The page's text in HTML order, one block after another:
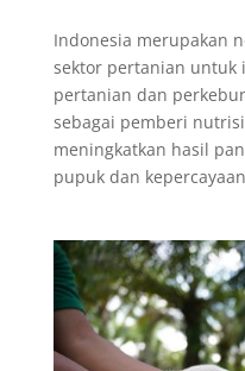
Indonesia merupakan
sektor pertanian untuk
pertanian dan
sebagai pemberi
meningkatkan hasil
pupuk dan